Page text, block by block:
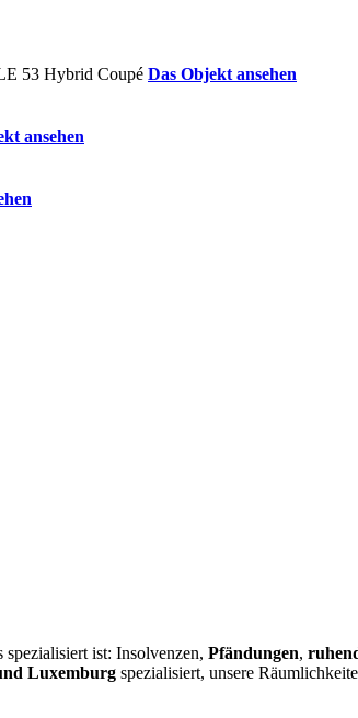
Das Objekt ansehen
ansehen
ist: Insolvenzen, Pfändungen,
Luxemburg spezialisiert, unsere